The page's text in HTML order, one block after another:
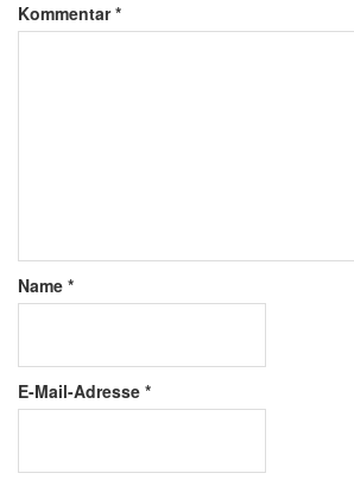
Kommentar*
Name *
E-Mail-Adresse *